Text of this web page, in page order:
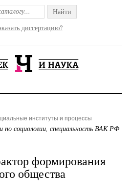
Найти
диссертацию?
институты и процессы
по социологии, специальность ВАК РФ
формирования
общества